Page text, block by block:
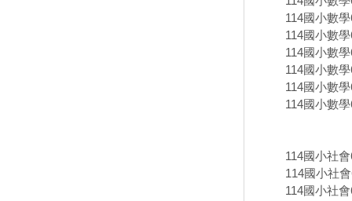
114國小數
114國小數
114國小數
114國小數
114國小數
114國小數
114國小社
114國小社
114國小社